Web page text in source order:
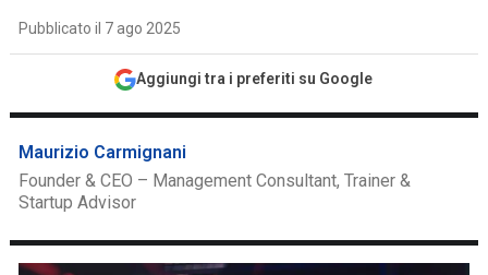
Pubblicato il 7 ago 2025
Aggiungi tra i preferiti su Google
Maurizio Carmignani
Founder & CEO – Management Consultant, Trainer &
Startup Advisor